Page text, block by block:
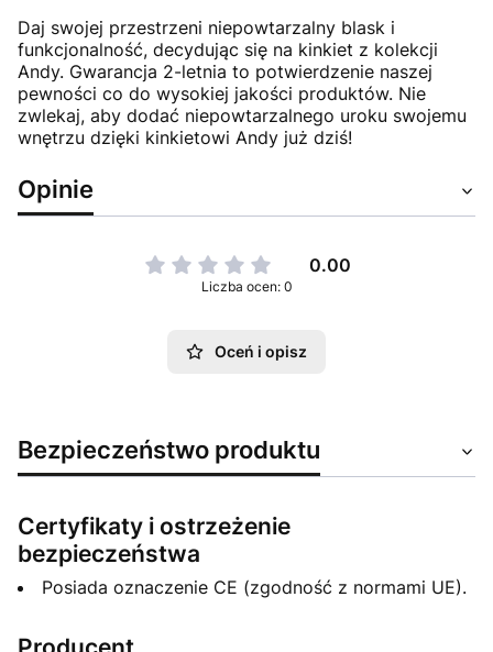
Daj swojej przestrzeni niepowtarzalny blask i
funkcjonalność, decydując się na kinkiet z kolekcji
Andy. Gwarancja 2-letnia to potwierdzenie naszej
pewności co do wysokiej jakości produktów. Nie
zwlekaj, aby dodać niepowtarzalnego uroku swojemu
wnętrzu dzięki kinkietowi Andy już dziś!
Opinie
0.00
Liczba ocen: 0
Oceń i opisz
Bezpieczeństwo produktu
Certyfikaty i ostrzeżenie
bezpieczeństwa
Posiada oznaczenie CE (zgodność z normami UE).